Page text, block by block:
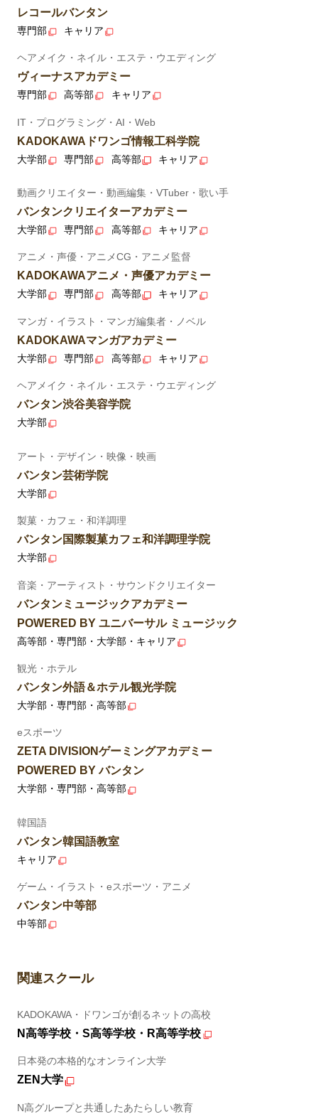
レコールバンタン
専門部 キャリア
ヘアメイク・ネイル・エステ・ウエディング
ヴィーナスアカデミー
専門部 高等部 キャリア
IT・プログラミング・AI・Web
KADOKAWAドワンゴ情報工科学院
大学部 専門部 高等部 キャリア
動画クリエイター・動画編集・VTuber・歌い手
バンタンクリエイターアカデミー
大学部 専門部 高等部 キャリア
アニメ・声優・アニメCG・アニメ監督
KADOKAWAアニメ・声優アカデミー
大学部 専門部 高等部 キャリア
マンガ・イラスト・マンガ編集者・ノベル
KADOKAWAマンガアカデミー
大学部 専門部 高等部 キャリア
ヘアメイク・ネイル・エステ・ウエディング
バンタン渋谷美容学院
大学部
アート・デザイン・映像・映画
バンタン芸術学院
大学部
製菓・カフェ・和洋調理
バンタン国際製菓カフェ和洋調理学院
大学部
音楽・アーティスト・サウンドクリエイター
バンタンミュージックアカデミー
POWERED BY ユニバーサル ミュージック
高等部・専門部・大学部・キャリア
観光・ホテル
バンタン外語＆ホテル観光学院
大学部・専門部・高等部
eスポーツ
ZETA DIVISIONゲーミングアカデミー
POWERED BY バンタン
大学部・専門部・高等部
韓国語
バンタン韓国語教室
キャリア
ゲーム・イラスト・eスポーツ・アニメ
バンタン中等部
中等部
関連スクール
KADOKAWA・ドワンゴが創るネットの高校
N高等学校・S高等学校・R高等学校
日本発の本格的なオンライン大学
ZEN大学
N高グループと共通したあたらしい教育